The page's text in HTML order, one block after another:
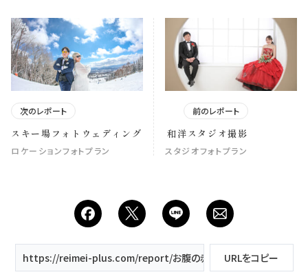
次のレポート
スキー場フォトウェディング
ロケーションフォトプラン
前のレポート
和洋スタジオ撮影
スタジオフォトプラン
https://reimei-plus.com/report/お腹の赤ちゃんと一緒に/
URLをコピー